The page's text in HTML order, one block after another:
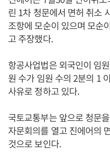
린 1차 청문에서 면허 취소
조항에 모순이 있으며 모순
고 주장했다.
항공사업법은 외국인이 임
원 수가 임원 수의 2분의 1
사유로 정하고 있다.
국토교통부는 앞으로 청문
자문회의를 열고 진에어의
것으로 보인다.